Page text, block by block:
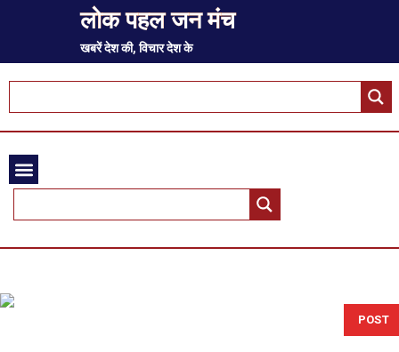
लोक पहल जन मंच
खबरें देश की, विचार देश के
POST